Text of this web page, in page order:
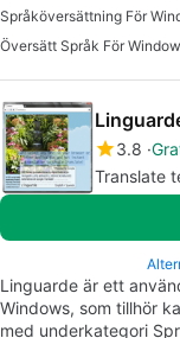
Språköversättning För
Översätt Språk För
3.8
Translate
Linguarde är ett
Windows, som tillhör
med underkategori